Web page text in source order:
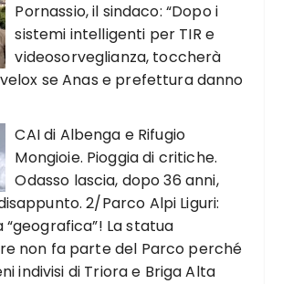
Pornassio, il sindaco: “Dopo i
sistemi intelligenti per TIR e
videosorveglianza, toccherà
se Anas e prefettura danno
CAI di Albenga e Rifugio
Mongioie. Pioggia di critiche.
Odasso lascia, dopo 36 anni,
2/Parco Alpi Liguri:
La statua
non fa parte del Parco perché
indivisi di Triora e Briga Alta